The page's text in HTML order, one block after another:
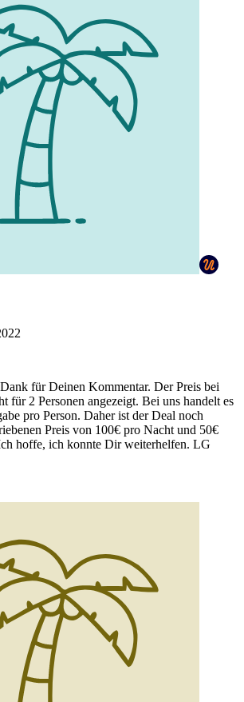
für Deinen Kommentar. Der Preis bei
für 2 Personen angezeigt. Bei uns handelt es
pro Person. Daher ist der Deal noch
Preis von 100€ pro Nacht und 50€
hoffe, ich konnte Dir weiterhelfen. LG